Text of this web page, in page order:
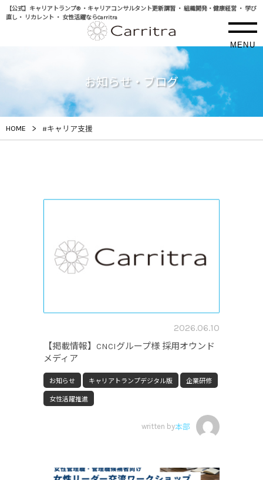
【公式】キャリアトランプ® ・キャリアコンサルタント更新講習 ・ 組織開発・健康経営 ・ 学び
直し・ リカレント ・ 女性活躍ならCarritra
MENU
お知らせ・ブログ
HOME > #キャリア支援
2026.06.10
【掲載情報】CNCIグループ様 採用オウンド
メディア
お知らせ キャリアトランプデジタル版 企業研修
女性活躍推進
written by本部